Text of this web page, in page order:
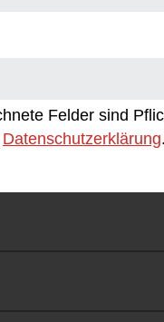
Felder sind
Datenschutzerklärung.